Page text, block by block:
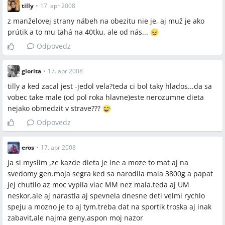
tilly • 17. apr 2008
z manželovej strany nábeh na obezitu nie je, aj muž je ako
prútik a to mu ťahá na 40tku, ale od nás...
Odpovedz
glorita • 17. apr 2008
tilly a ked zacal jest -jedol vela?teda ci bol taky hlados...da sa
vobec take male (od pol roka hlavne)este nerozumne dieta
nejako obmedzit v strave???
Odpovedz
eros • 17. apr 2008
ja si myslim ,ze kazde dieta je ine a moze to mat aj na
svedomy gen.moja segra ked sa narodila mala 3800g a papat
jej chutilo az moc vypila viac MM nez mala.teda aj UM
neskor,ale aj narastla aj spevnela dnesne deti velmi rychlo
speju a mozno je to aj tym.treba dat na sportik troska aj inak
zabavit,ale najma geny.aspon moj nazor